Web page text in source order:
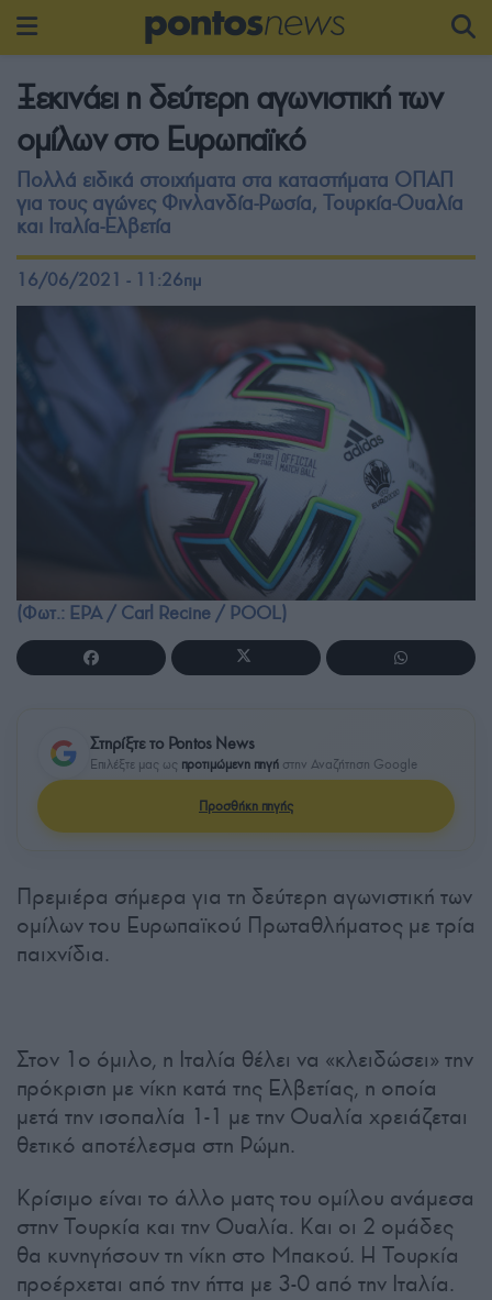
Ξεκινάει η δεύτερη αγωνιστική των
ομίλων στο Ευρωπαϊκό
Πολλά ειδικά στοιχήματα στα καταστήματα ΟΠΑΠ
για τους αγώνες Φινλανδία-Ρωσία, Τουρκία-Ουαλία
και Ιταλία-Ελβετία
16/06/2021 - 11:26πμ
(Φωτ.: EPA / Carl Recine / POOL)
Στηρίξτε το Pontos News
Επιλέξτε μας ως προτιμώμενη πηγή στην Αναζήτηση Google
Προσθήκη πηγής
Πρεμιέρα σήμερα για τη δεύτερη αγωνιστική των
ομίλων του Ευρωπαϊκού Πρωταθλήματος με τρία
παιχνίδια.
Στον 1ο όμιλο, η Ιταλία θέλει να «κλειδώσει» την
πρόκριση με νίκη κατά της Ελβετίας, η οποία
μετά την ισοπαλία 1-1 με την Ουαλία χρειάζεται
θετικό αποτέλεσμα στη Ρώμη.
Κρίσιμο είναι το άλλο ματς του ομίλου ανάμεσα
στην Τουρκία και την Ουαλία. Και οι 2 ομάδες
θα κυνηγήσουν τη νίκη στο Μπακού. Η Τουρκία
προέρχεται από την ήττα με 3-0 από την Ιταλία.